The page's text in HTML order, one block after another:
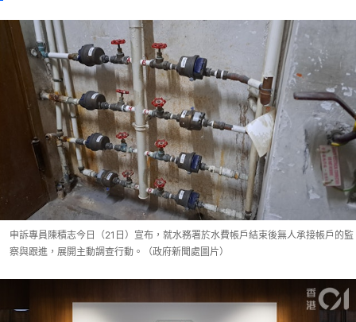
申訴專員陳積志今日（21日）宣布，就水務署於水費帳戶結束後無人承接帳戶的監
察與跟進，展開主動調查行動。（政府新聞處圖片）